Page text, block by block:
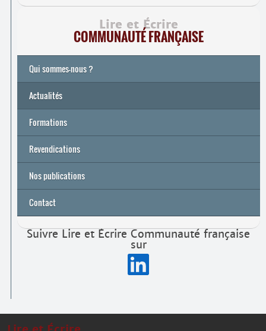
Lire et Écrire
COMMUNAUTÉ FRANÇAISE
Qui sommes-nous ?
Actualités
Formations
Archives
Université de printemps 2026
Revendications
Nos publications
Contact
Suivre Lire et Écrire Communauté française
sur